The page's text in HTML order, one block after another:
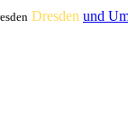
Dresden und